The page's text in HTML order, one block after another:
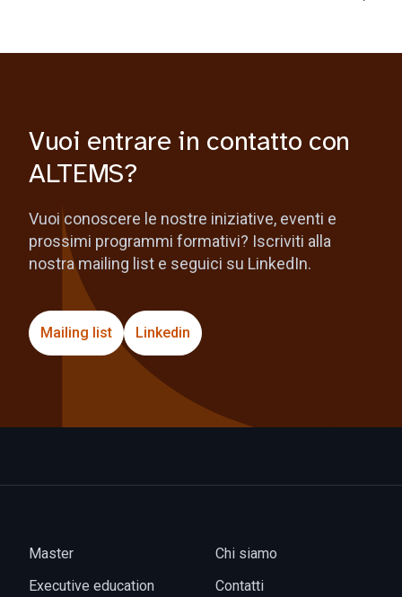
Vuoi entrare in contatto con
ALTEMS?
Vuoi conoscere le nostre iniziative, eventi e
prossimi programmi formativi? Iscriviti alla
nostra mailing list e seguici su LinkedIn.
Mailing list Linkedin
Master
Executive education
Chi siamo
Contatti